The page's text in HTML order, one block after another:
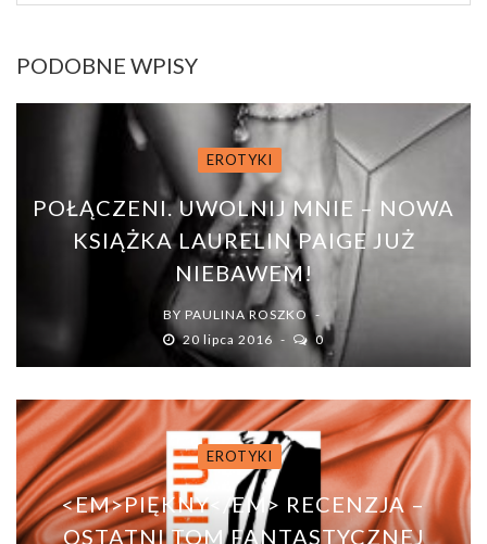
PODOBNE WPISY
EROTYKI
POŁĄCZENI. UWOLNIJ MNIE – NOWA
KSIĄŻKA LAURELIN PAIGE JUŻ
NIEBAWEM!
BY PAULINA ROSZKO
20 lipca 2016
0
EROTYKI
<EM>PIĘKNY</EM> RECENZJA –
OSTATNI TOM FANTASTYCZNEJ